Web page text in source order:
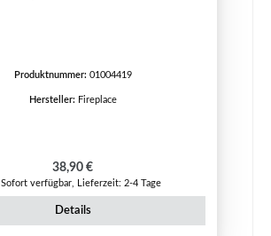
Produktnummer: 01004419
Hersteller: Fireplace
Regulärer Preis:
38,90 €
Sofort verfügbar, Lieferzeit: 2-4 Tage
Details